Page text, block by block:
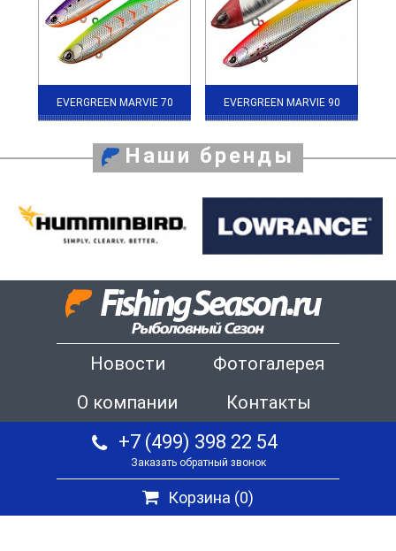
EVERGREEN MARVIE 70 EVERGREEN MARVIE 90
Наши бренды
Новости
Фотогалерея
О компании
Контакты
+7 (499) 398 22 54
Заказать обратный звонок
Корзина (0)